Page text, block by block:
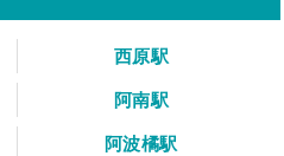
西原駅
阿南駅
阿波橘駅